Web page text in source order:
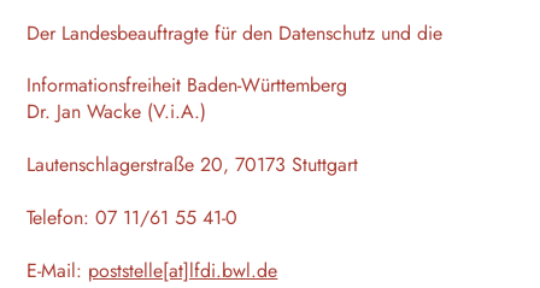
Der Landesbeauftragte für den Datenschutz und die
Informationsfreiheit Baden-Württemberg
Dr. Jan Wacke (V.i.A.)
Lautenschlagerstraße 20, 70173 Stuttgart
Telefon: 07 11/61 55 41-0
E-Mail: poststelle[at]lfdi.bwl.de